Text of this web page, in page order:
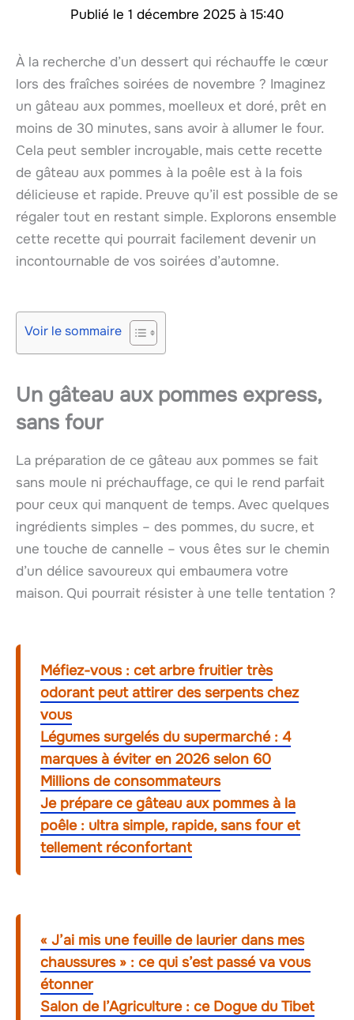
1 décembre 2025 à 15:40
À la recherche d’un dessert qui réchauffe le cœur
lors des fraîches soirées de novembre ? Imaginez
un gâteau aux pommes, moelleux et doré, prêt en
moins de 30 minutes, sans avoir à allumer le four.
Cela peut sembler incroyable, mais cette recette
de gâteau aux pommes à la poêle est à la fois
délicieuse et rapide. Preuve qu’il est possible de se
régaler tout en restant simple. Explorons ensemble
cette recette qui pourrait facilement devenir un
incontournable de vos soirées d’automne.
Voir le sommaire
Un gâteau aux pommes express,
sans four
La préparation de ce gâteau aux pommes se fait
sans moule ni préchauffage, ce qui le rend parfait
pour ceux qui manquent de temps. Avec quelques
ingrédients simples – des pommes, du sucre, et
une touche de cannelle – vous êtes sur le chemin
d’un délice savoureux qui embaumera votre
maison. Qui pourrait résister à une telle tentation ?
Méfiez-vous : cet arbre fruitier très
odorant peut attirer des serpents chez
vous
Légumes surgelés du supermarché : 4
marques à éviter en 2026 selon 60
Millions de consommateurs
Je prépare ce gâteau aux pommes à la
poêle : ultra simple, rapide, sans four et
tellement réconfortant
« J’ai mis une feuille de laurier dans mes
chaussures » : ce qui s’est passé va vous
étonner
Salon de l’Agriculture : ce Dogue du Tibet